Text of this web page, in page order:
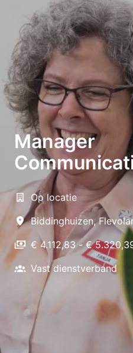
Manager
Op locatie
Biddinghuizen,
€ 4.112,83 - €
Vast dienstverband